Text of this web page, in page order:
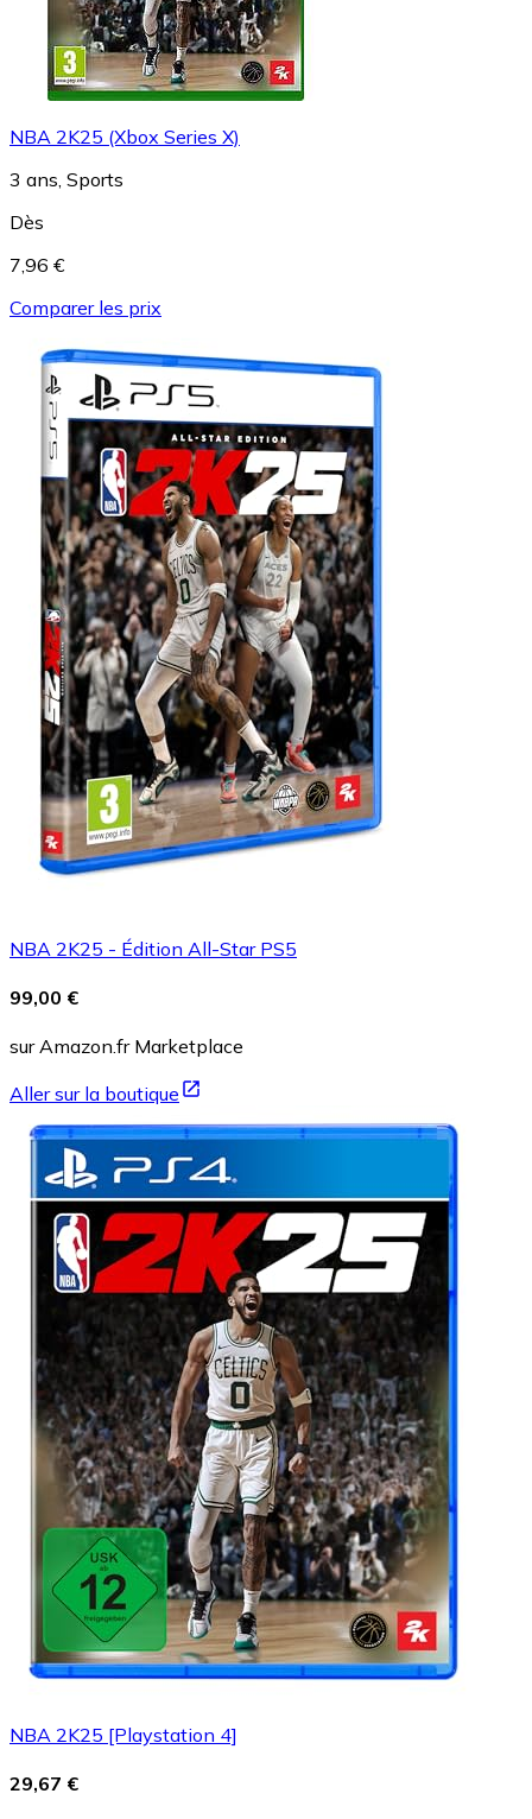
NBA 2K25 (Xbox Series X)
3 ans, Sports
Dès
7,96 €
Comparer les prix
NBA 2K25 - Édition All-Star PS5
99,00 €
sur Amazon.fr Marketplace
Aller sur la boutique
NBA 2K25 [Playstation 4]
29,67 €